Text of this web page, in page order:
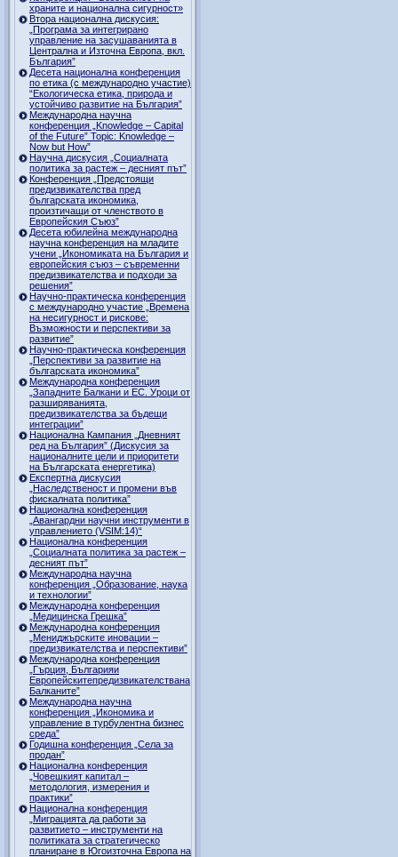
храните и национална сигурност»
Втора национална дискусия:
„Програма за интегрирано
управление на засушаванията в
Централна и Източна Европа, вкл.
България”
Десета национална конференция
по етика (с международно участие)
“Екологическа етика, природа и
устойчиво развитие на България”
Международна научна
конференция „Knowledge – Capital
of the Future” Topic: Knowledge –
Now but How”
Научна дискусия „Социалната
политика за растеж – десният път”
Конференция „Предстоящи
предизвикателства пред
българската икономика,
произтичащи от членството в
Европейския Съюз”
Десета юбилейна международна
научна конференция на младите
учени „Икономиката на България и
европейския съюз – съвременни
предизвикателства и подходи за
решения”
Научно-практическа конференция
с международно участие „Времена
на несигурност и рискове:
Възможности и перспективи за
развитие”
Научно-практическа конференция
„Перспективи за развитие на
българската икономика”
Международна конференция
„Западните Балкани и ЕС. Уроци от
разширяванията,
предизвикателства за бъдещи
интеграции”
Национална Кампания „Дневният
ред на България” (Дискусия за
националните цели и приоритети
на Българската енергетика)
Експертна дискусия
„Наследственост и промени във
фискалната политика”
Национална конференция
„Авангардни научни инструменти в
управлението (VSIM:14)“
Национална конференция
„Социалната политика за растеж –
десният път”
Международна научна
конференция „Образование, наука
и технологии”
Международна конференция
„Медицинска Грешка”
Международна конференция
„Мениджърските иновации –
предизвикателства и перспективи”
Международна конференция
„Гърция, Българияи
Европейскитепредизвикателствана
Балканите”
Международна научна
конференция „Икономика и
управление в турбулентна бизнес
среда”
Годишна конференция „Селa за
продан”
Национална конференция
„Човешкият капитал –
методология, измерения и
практики”
Национална конференция
„Миграцията да работи за
развитието – инструменти на
политиката за стратегическо
планиране в Югоизточна Европа на